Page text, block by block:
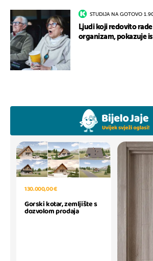
STUDIJA NA GOTOVO
Ljudi koji redovito
organizam, pokazuje
130.000,00 €
Gorski kotar, zemljište s
dozvolom prodaja